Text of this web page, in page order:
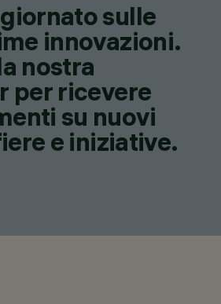
sulle
innovazioni.
nostra
per ricevere
su nuovi
e iniziative.